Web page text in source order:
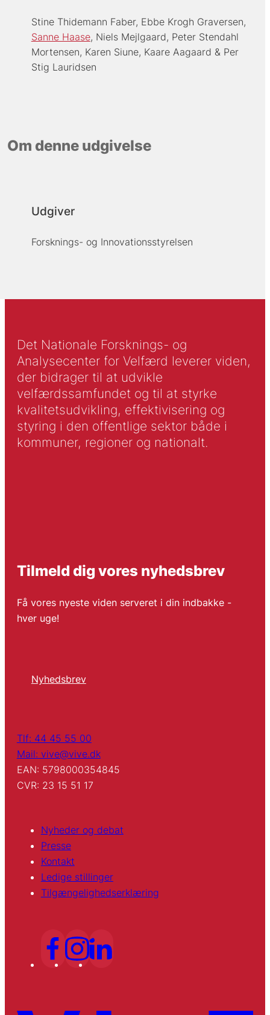
Stine Thidemann Faber Ebbe Krogh Graversen
Sanne Haase Niels Mejlgaard Peter Stendahl
Mortensen Karen Siune Kaare Aagaard
Per
Stig Lauridsen
Om denne udgivelse
Udgiver
Forsknings- og Innovationsstyrelsen
Det Nationale Forsknings- og
Analysecenter for Velfærd leverer viden,
der bidrager til at udvikle
velfærdssamfundet og til at styrke
kvalitetsudvikling, effektivisering og
styring i den offentlige sektor både i
kommuner, regioner og nationalt.
Tilmeld dig vores nyhedsbrev
Få vores nyeste viden serveret i din indbakke -
hver uge!
Nyhedsbrev
Tlf: 44 45 55 00
Mail: vive@vive.dk
EAN: 5798000354845
CVR: 23 15 51 17
Nyheder og debat
Presse
Kontakt
Ledige stillinger
Tilgængelighedserklæring